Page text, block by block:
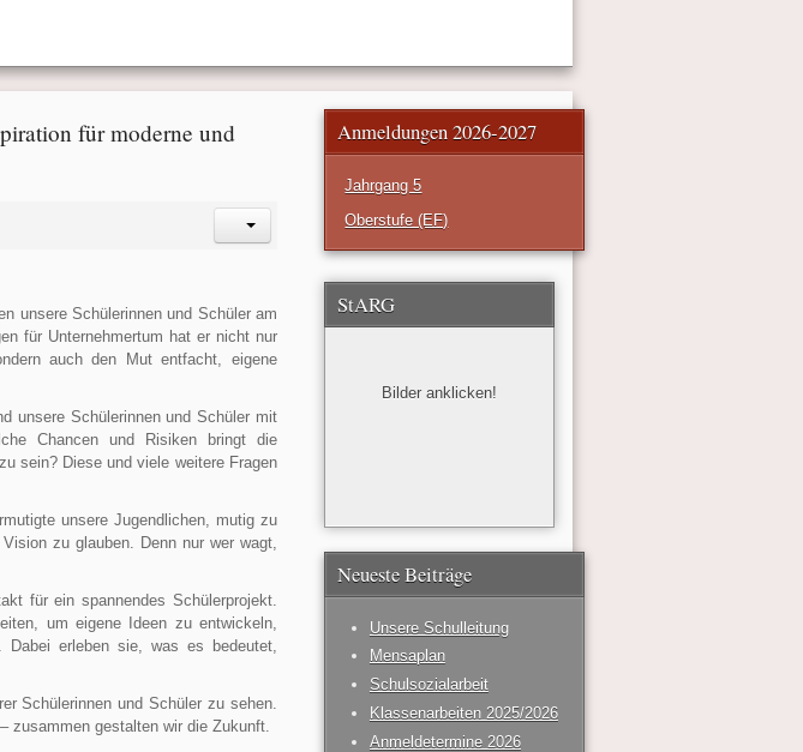
für moderne und
unsere Schülerinnen und Schüler am
für Unternehmertum hat er nicht nur
auch den Mut entfacht, eigene
unsere Schülerinnen und Schüler mit
Chancen und Risiken bringt die
sein? Diese und viele weitere Fragen
unsere Jugendlichen, mutig zu
zu glauben. Denn nur wer wagt,
für ein spannendes Schülerprojekt.
um eigene Ideen zu entwickeln,
Dabei erleben sie, was es bedeutet,
Schülerinnen und Schüler zu sehen.
zusammen gestalten wir die Zukunft.
Anmeldungen 2026-2027
Jahrgang 5
Oberstufe (EF)
StARG
Bilder anklicken!
Neueste Beiträge
Unsere Schulleitung
Mensaplan
Schulsozialarbeit
Klassenarbeiten 2025/2026
Anmeldetermine 2026